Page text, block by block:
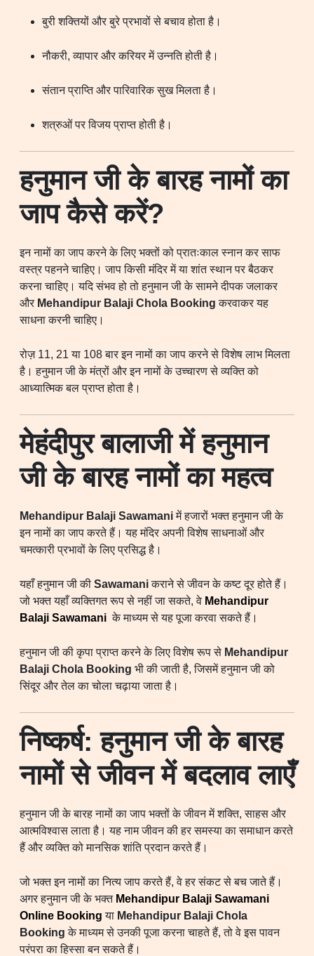
बुरी शक्तियों और बुरे प्रभावों से बचाव होता है।
नौकरी, व्यापार और करियर में उन्नति होती है।
संतान प्राप्ति और पारिवारिक सुख मिलता है।
शत्रुओं पर विजय प्राप्त होती है।
हनुमान जी के बारह नामों का
जाप कैसे करें?
इन नामों का जाप करने के लिए भक्तों को प्रातःकाल स्नान कर साफ
वस्त्र पहनने चाहिए। जाप किसी मंदिर में या शांत स्थान पर बैठकर
करना चाहिए। यदि संभव हो तो हनुमान जी के सामने दीपक जलाकर
और Mehandipur Balaji Chola Booking करवाकर यह
साधना करनी चाहिए।
रोज़ 11, 21 या 108 बार इन नामों का जाप करने से विशेष लाभ मिलता
है। हनुमान जी के मंत्रों और इन नामों के उच्चारण से व्यक्ति को
आध्यात्मिक बल प्राप्त होता है।
मेहंदीपुर बालाजी में हनुमान
जी के बारह नामों का महत्व
Mehandipur Balaji Sawamaniमें हजारों भक्त हनुमान जी के
इन नामों का जाप करते हैं। यह मंदिर अपनी विशेष साधनाओं और
चमत्कारी प्रभावों के लिए प्रसिद्ध है।
यहाँ हनुमान जी की Sawamaniकराने से जीवन के कष्ट दूर होते हैं।
जो भक्त यहाँ व्यक्तिगत रूप से नहीं जा सकते, वे Mehandipur
Balaji Sawamani के माध्यम से यह पूजा करवा सकते हैं।
हनुमान जी की कृपा प्राप्त करने के लिए विशेष रूप से Mehandipur
Balaji Chola Booking भी की जाती है, जिसमें हनुमान जी को
सिंदूर और तेल का चोला चढ़ाया जाता है।
निष्कर्ष: हनुमान जी के बारह
नामों से जीवन में बदलाव लाएँ
हनुमान जी के बारह नामों का जाप भक्तों के जीवन में शक्ति, साहस और
आत्मविश्वास लाता है। यह नाम जीवन की हर समस्या का समाधान करते
हैं और व्यक्ति को मानसिक शांति प्रदान करते हैं।
जो भक्त इन नामों का नित्य जाप करते हैं, वे हर संकट से बच जाते हैं।
अगर हनुमान जी के भक्त Mehandipur Balaji Sawamani
Online Booking या Mehandipur Balaji Chola
Booking के माध्यम से उनकी पूजा करना चाहते हैं, तो वे इस पावन
परंपरा का हिस्सा बन सकते हैं।